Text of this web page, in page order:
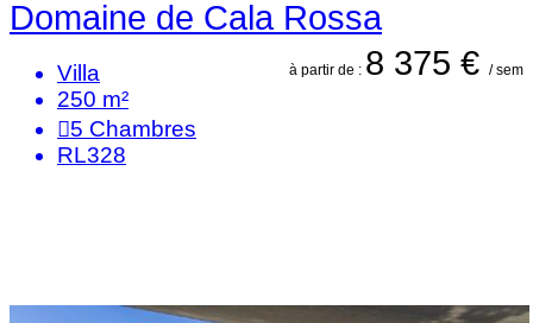
Domaine de Cala Rossa
à partir de : 8 375 € / sem
Villa
250 m²
5 Chambres
RL328